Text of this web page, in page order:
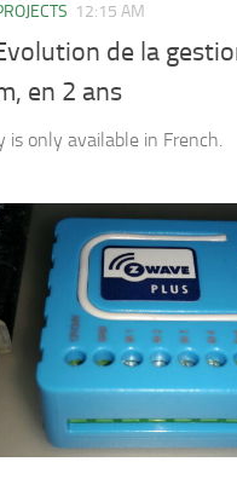
12:15 AM
de la
en 2 ans
is only available in French.